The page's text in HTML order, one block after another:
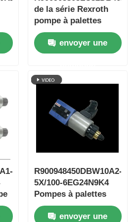
de la série Rexroth
pompe à palettes
variables
envoyer une
R900948450DBW10A2-
5X/100-6EG24N9K4
Pompes à palettes
variables de la série
PV Rexrothenvoyer une